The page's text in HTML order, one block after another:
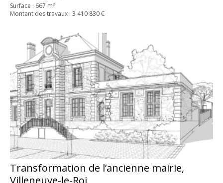
Surface : 667 m²
Montant des travaux : 3 410 830 €
Transformation de l’ancienne mairie,
Villeneuve-le-Roi